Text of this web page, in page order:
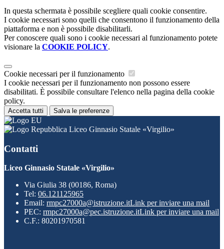
In questa schermata è possibile scegliere quali cookie consentire.
I cookie necessari sono quelli che consentono il funzionamento della
piattaforma e non è possibile disabilitarli.
Per conoscere quali sono i cookie necessari al funzionamento potete
visionare la COOKIE POLICY.
Cookie necessari per il funzionamento
I cookie necessari per il funzionamento non possono essere
disabilitati. È possibile consultare l'elenco nella pagina della cookie
policy.
Accetta tutti Salva le preferenze
Liceo Ginnasio Statale «Virgilio»
Contatti
Liceo Ginnasio Statale «Virgilio»
Via Giulia 38 (00186, Roma)
Tel: 06.121125965
Email: rmpc27000a@istruzione.itLink per inviare una mail
PEC: rmpc27000a@pec.istruzione.itLink per inviare una mail
C.F.: 80201970581